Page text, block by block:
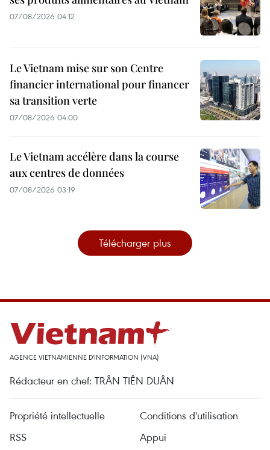
07/08/2026 04:12
Le Vietnam mise sur son Centre
financier international pour financer
sa transition verte
07/08/2026 04:00
Le Vietnam accélère dans la course
aux centres de données
07/08/2026 03:19
Télécharger plus
AGENCE VIETNAMIENNE D'INFORMATION (VNA)
Rédacteur en chef: TRÂN TIÊN DUÂN
Propriété intellectuelle
Conditions d'utilisation
RSS
Appui